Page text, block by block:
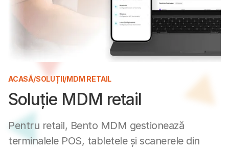
ACASĂ/SOLUȚII/MDM RETAIL
Soluție MDM retail
Pentru retail, Bento MDM gestionează
terminalele POS, tabletele și scanerele din